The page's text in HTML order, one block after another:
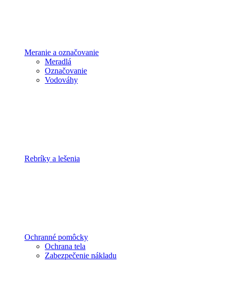
Meranie a označovanie
Meradlá
Označovanie
Vodováhy
Rebríky a lešenia
Ochranné pomôcky
Ochrana tela
Zabezpečenie nákladu